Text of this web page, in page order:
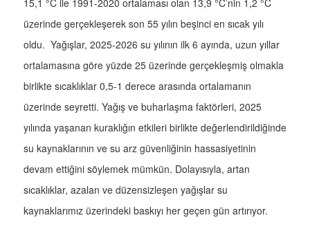
15,1 °C ile 1991-2020 ortalaması olan 13,9 °C’nin 1,2 °C
üzerinde gerçekleşerek son 55 yılın beşinci en sıcak yılı
oldu. Yağışlar, 2025-2026 su yılının ilk 6 ayında, uzun yıllar
ortalamasına göre yüzde 25 üzerinde gerçekleşmiş olmakla
birlikte sıcaklıklar 0,5-1 derece arasında ortalamanın
üzerinde seyretti. Yağış ve buharlaşma faktörleri, 2025
yılında yaşanan kuraklığın etkileri birlikte değerlendirildiğinde
su kaynaklarının ve su arz güvenliğinin hassasiyetinin
devam ettiğini söylemek mümkün. Dolayısıyla, artan
sıcaklıklar, azalan ve düzensizleşen yağışlar su
kaynaklarımız üzerindeki baskıyı her geçen gün artırıyor.